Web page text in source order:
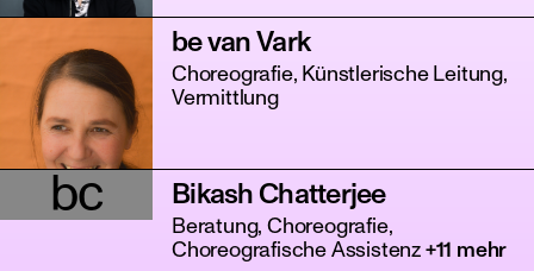
be van Vark
Choreografie, Künstlerische Leitung,
Vermittlung
bc Bikash Chatterjee
Beratung, Choreografie,
Choreografische Assistenz +11 mehr